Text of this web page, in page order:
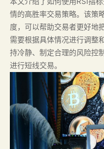
情的高胜率交易策略。该策
度，可以帮助交易者更好地
需要根据具体情况进行调整
持冷静、制定合理的风险控
进行短线交易。